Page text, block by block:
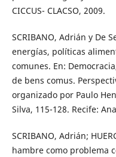
CICCUS- CLACSO, 2009.
SCRIBANO, Adrián y De
energías, políticas
comunes. En:
de bens comus.
organizado por Paulo
Silva, 115-128. Recife:
SCRIBANO, Adrián;
hambre como problema